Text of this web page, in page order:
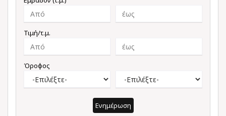
Τιμή/τ.μ.
Όροφος
Ενημέρωση